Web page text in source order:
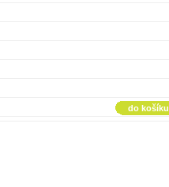
do košíku